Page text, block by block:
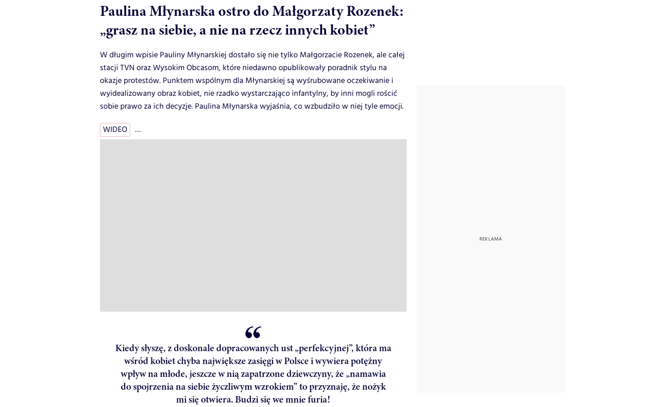
Paulina Młynarska ostro do Małgorzaty Rozenek:
„grasz na siebie, a nie na rzecz innych kobiet”
W długim wpisie Pauliny Młynarskiej dostało się nie tylko Małgorzacie Rozenek, ale całej
stacji TVN oraz Wysokim Obcasom, które niedawno opublikowały poradnik stylu na
okazje protestów. Punktem wspólnym dla Młynarskiej są wyśrubowane oczekiwanie i
wyidealizowany obraz kobiet, nie rzadko wystarczająco infantylny, by inni mogli rościć
sobie prawo za ich decyzje. Paulina Młynarska wyjaśnia, co wzbudziło w niej tyle emocji.
WIDEO …
Kiedy słyszę, z doskonale dopracowanych ust „perfekcyjnej”, która ma
wśród kobiet chyba największe zasięgi w Polsce i wywiera potężny
wpływ na młode, jeszcze w nią zapatrzone dziewczyny, że „namawia
do spojrzenia na siebie życzliwym wzrokiem” to przyznaję, że nożyk
mi się otwiera. Budzi się we mnie furia!